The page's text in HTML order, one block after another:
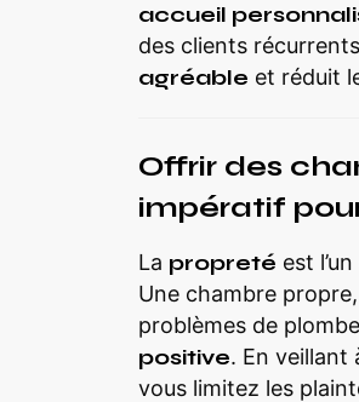
accueil
des clients
agréable et réduit
Offrir des
impératif
La propreté est
Une chambre
problèmes de
positive. En veillant
vous limitez les